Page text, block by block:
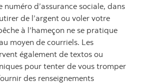
d’assurance sociale, dans
de l’argent ou voler votre
à l’hameçon ne se pratique
moyen de courriels. Les
également de textos ou
pour tenter de vous tromper
des renseignements